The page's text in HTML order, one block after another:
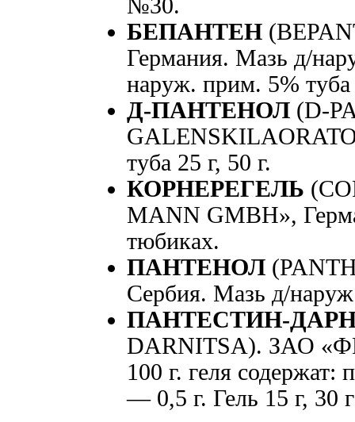
№30.
БЕПАНТЕН
Германия. Мазь д/
наруж. прим. 5% туба
Д-ПАНТЕНОЛ (D-
туба 25 г, 50 г.
КОРНЕРЕГЕЛЬ
MANN GMBH»,
тюбиках.
ПАНТЕНОЛ
Сербия. Мазь д/
ПАНТЕСТИН-
DARNITSA). ЗАО
100 г. геля
— 0,5 г. Гель 15 г, 30